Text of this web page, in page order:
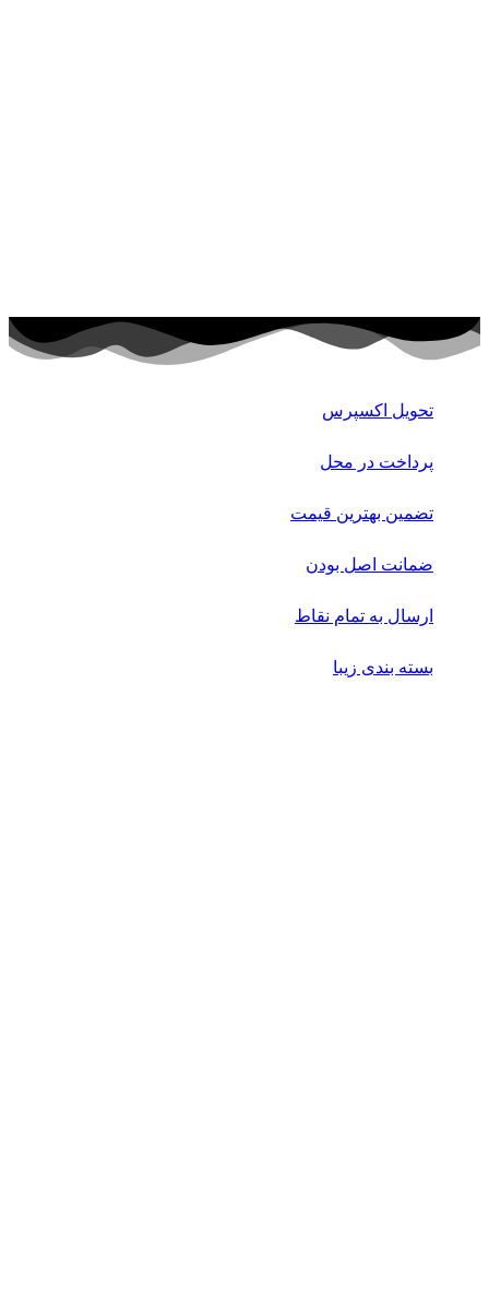
تحویل اکسپرس
پرداخت در محل
تضمین بهترین قیمت
ضمانت اصل بودن
ارسال به تمام نقاط
بسته بندی زیبا